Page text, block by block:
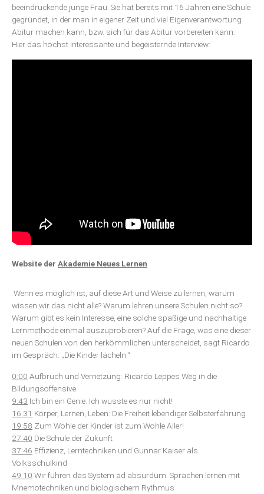
beeindruckende junge Frau. Sie hat bereits mit 16 Jahren eine Schule
gegründet, in der man in eigener Zeit und viel Eigenverantwortung
Abitur machen kann, bzw. sich für das Abitur vorbereiten kann.
Hier das höchst interessante und begeisternde Interview:
Website der Akademie Neues Lernen
Wenn es möglich ist, auf diese Art und Weise zu lernen, warum
wissen wir das nicht alle? Warum lehren unsere Schulen nicht so?
Warum gibt es kein Interesse, eine solche spaßige und nachhaltige
Lernmethode einmal auszuprobieren? Auf die Frage, was eine dieser
neuen Schulen von den herkömmlichen unterscheidet, sagt Ricardo
im Gespräch: „Die Kinder lächeln.“
0:00 Aufbruch und Vernetzung: Ricardo Leppes Weg in die
Bildungsoffensive
9:43 Ich bin ein Genie. Ich wusste es nur nicht!
16:31 Körper, Lernen, Leben: Die Freiheit lebendiger Selbsterfahrung
19:58 Zum Wohle der Kinder ist zum Wohle Aller!
27:40 Die Schule der Zukunft
37:46 Effizienz, Lerntechniken und Gunnar Kaiser als
Volksschulkind
49:10 Wir führen das System ad absurdum. Sprachen lernen mit
Mnemotechniken und biologischem Rythmus